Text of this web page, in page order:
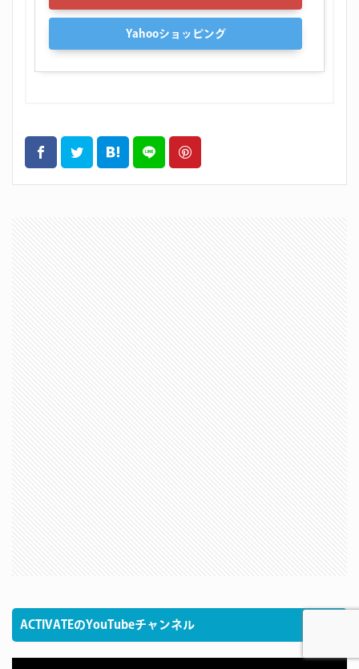
Yahooショッピング
ACTIVATEのYouTubeチャンネル